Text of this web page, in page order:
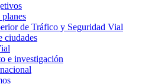
planes
de Tráfico y Seguridad Vial
ciudades
e investigación